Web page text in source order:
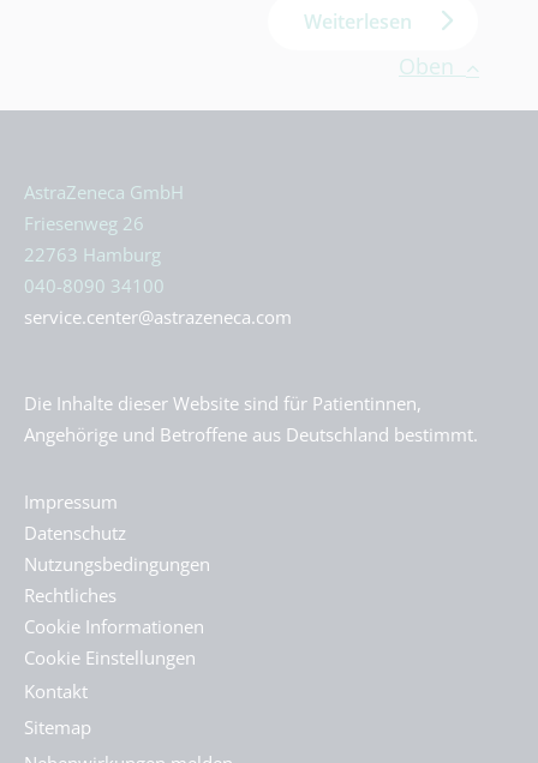
Weiterlesen
Oben
AstraZeneca GmbH
Friesenweg 26
22763 Hamburg
040-8090 34100
service.center@astrazeneca.com
Die Inhalte dieser Website sind für Patientinnen,
Angehörige und Betroffene aus Deutschland bestimmt.
Impressum
Datenschutz
Nutzungsbedingungen
Rechtliches
Cookie Informationen
Cookie Einstellungen
Kontakt
Sitemap